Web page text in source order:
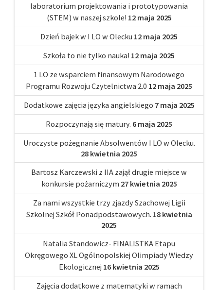
laboratorium projektowania i prototypowania
(STEM) w naszej szkole! 12 maja 2025
Dzień bajek w I LO w Olecku 12 maja 2025
Szkoła to nie tylko nauka! 12 maja 2025
1 LO ze wsparciem finansowym Narodowego
Programu Rozwoju Czytelnictwa 2.0 12 maja 2025
Dodatkowe zajęcia języka angielskiego 7 maja 2025
Rozpoczynają się matury. 6 maja 2025
Uroczyste pożegnanie Absolwentów I LO w Olecku.
28 kwietnia 2025
Bartosz Karczewski z IIA zajął drugie miejsce w
konkursie pożarniczym 27 kwietnia 2025
Za nami wszystkie trzy zjazdy Szachowej Ligii
Szkolnej Szkół Ponadpodstawowych. 18 kwietnia
2025
Natalia Standowicz- FINALISTKA Etapu
Okręgowego XL Ogólnopolskiej Olimpiady Wiedzy
Ekologicznej 16 kwietnia 2025
Zajęcia dodatkowe z matematyki w ramach